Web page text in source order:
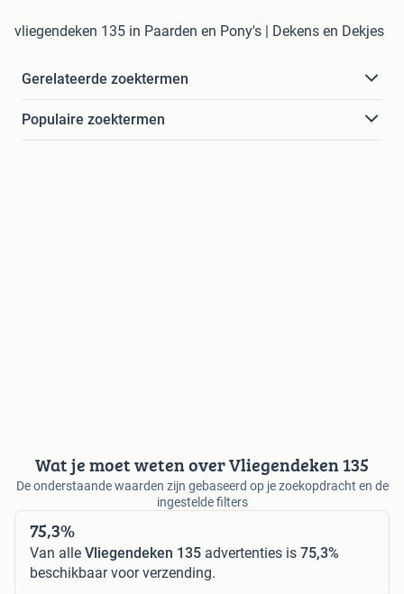
vliegendeken 135 in Paarden en Pony's | Dekens en Dekjes
Gerelateerde zoektermen
Populaire zoektermen
Wat je moet weten over Vliegendeken 135
De onderstaande waarden zijn gebaseerd op je zoekopdracht en de
ingestelde filters
75,3%
Van alle Vliegendeken 135 advertenties is 75,3%
beschikbaar voor verzending.